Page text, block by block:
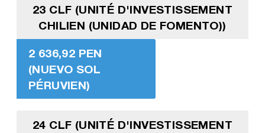
23 CLF (UNITÉ D'INVESTISSEMENT
CHILIEN (UNIDAD DE FOMENTO))
2 636,92 PEN
(NUEVO SOL
PÉRUVIEN)
24 CLF (UNITÉ D'INVESTISSEMENT